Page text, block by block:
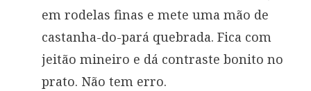
em rodelas finas e mete uma mão de
castanha-do-pará quebrada. Fica com
jeitão mineiro e dá contraste bonito no
prato. Não tem erro.